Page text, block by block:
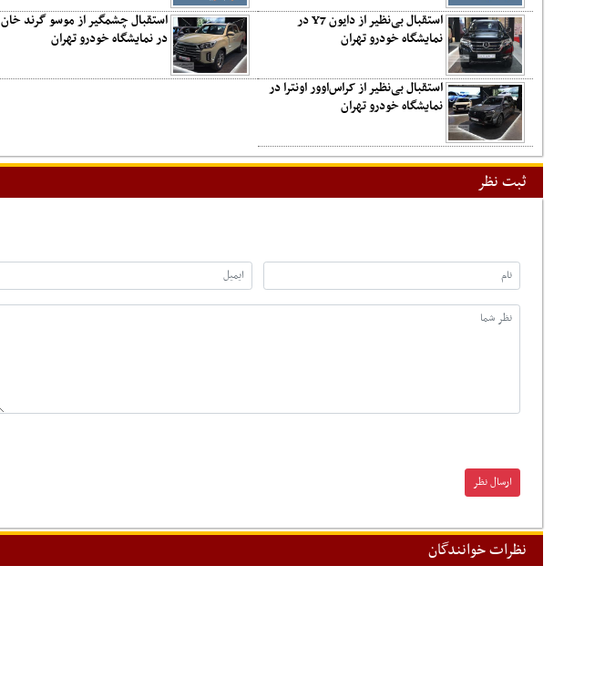
استقبال بی‌نظیر از دایون Y7 در
نمایشگاه خودرو تهران
استقبال چشمگیر از موسو گرند خان
در نمایشگاه خودرو تهران
استقبال بی‌نظیر از کراس‌اوور اونترا در
نمایشگاه خودرو تهران
ثبت نظر
نظرات خوانندگان